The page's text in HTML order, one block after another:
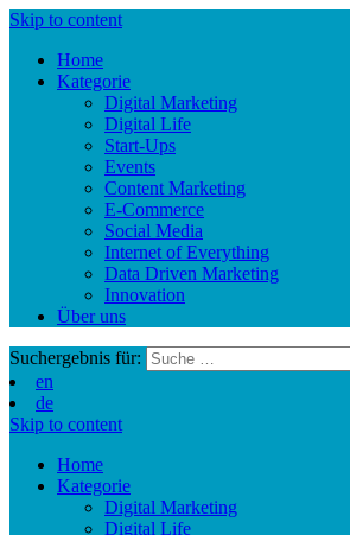
Skip to content
Home
Kategorie
Digital Marketing
Digital Life
Start-Ups
Events
Content Marketing
E-Commerce
Social Media
Internet of Everything
Data Driven Marketing
Innovation
Über uns
Suchergebnis für:
en
de
Skip to content
Home
Kategorie
Digital Marketing
Digital Life